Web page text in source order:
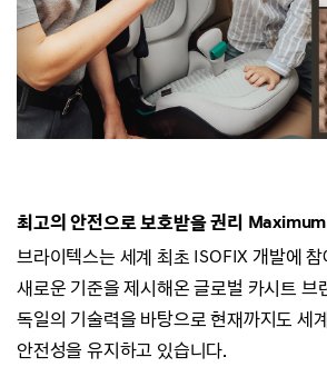
최고의 안전으로 보호받을 권리
브라이텍스는 세계 최초 ISOFIX 개발에
새로운 기준을 제시해온 글로벌 카시트 브
독일의 기술력을 바탕으로 현재까지도 세
안전성을 유지하고 있습니다.